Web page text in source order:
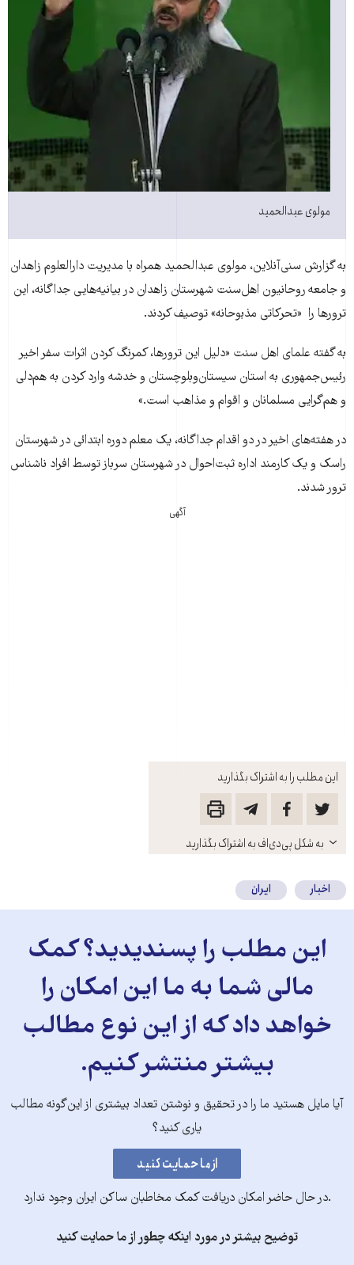
این مطلب را به اشتراک بگذارید
باز
کنید
به شکل پی‌دی‌اف به اشتراک بگذارید
مولوی عبدالحميد
به گزارش سنی‌آنلاين، مولوی عبدالحميد همراه با مديريت دارالعلوم زاهدان
و جامعه روحانيون اهل‌سنت شهرستان زاهدان در بيانيه‌هايی جداگانه، اين
ترورها را «تحرکاتی مذبوحانه» توصيف کردند.
به گفته علمای اهل سنت «دليل اين ترورها، کمرنگ کردن اثرات سفر اخير
رئيس‌جمهوری به استان سيستان‌وبلوچستان و خدشه وارد کردن به هم‌دلی
و هم‌گرايی مسلمانان و اقوام و مذاهب است.»
در هفته‌های اخير در دو اقدام جداگانه، يک معلم دوره ابتدائی در شهرستان
راسک و يک کارمند اداره ثبت‌احوال در شهرستان سرباز توسط افراد ناشناس
ترور شدند.
آگهی
اخبار ایران
این مطلب را پسندیدید؟ کمک
مالی شما به ما این امکان را
خواهد داد که از این نوع مطالب
بیشتر منتشر کنیم.
آیا مایل هستید ما را در تحقیق و نوشتن تعداد بیشتری از این‌گونه مطالب
یاری کنید؟
.در حال حاضر امکان دریافت کمک مخاطبان ساکن ایران وجود ندارد
توضیح بیشتر در مورد اینکه چطور از ما حمایت کنید